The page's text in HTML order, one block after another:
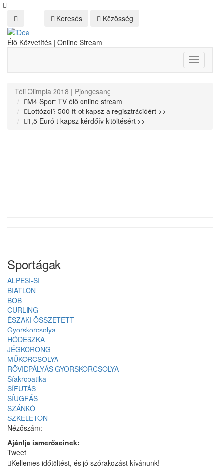
Keresés Közösség
Élő Közvetítés | Online Stream
Toggle
Téli Olimpia 2018 | Pjongcsang
M4 Sport TV élő online stream
Lottózol? 500 ft-ot kapsz a regisztrációért >>
1,5 Euró-t kapsz kérdőív kitöltésért >>
Sportágak
ALPESI-SÍ
BIATLON
BOB
CURLING
ÉSZAKI ÖSSZETETT
Gyorskorcsolya
HÓDESZKA
JÉGKORONG
MŰKORCSOLYA
RÖVIDPÁLYÁS GYORSKORCSOLYA
Síakrobatika
SÍFUTÁS
SÍUGRÁS
SZÁNKÓ
SZKELETON
Nézőszám:
Ajánlja ismerőseinek:
Tweet
Kellemes időtöltést, és jó szórakozást kívánunk!